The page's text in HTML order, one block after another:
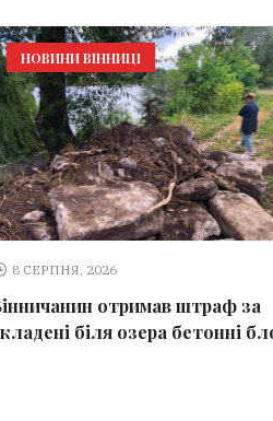
НОВИНИ ВІННИЦІ
8 СЕРПНЯ, 2026
отримав штраф за
біля озера бетонні